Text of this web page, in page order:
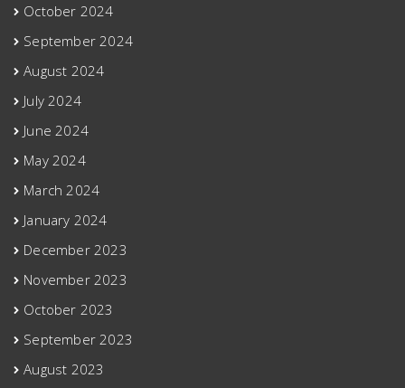
October 2024
September 2024
August 2024
July 2024
June 2024
May 2024
March 2024
January 2024
December 2023
November 2023
October 2023
September 2023
August 2023